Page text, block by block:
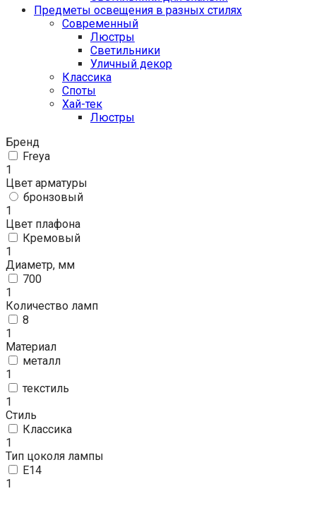
Предметы освещения в разных стилях
Cовременный
Люстры
Светильники
Уличный декор
Классика
Споты
Хай-тек
Люстры
Бренд
Freya
1
Цвет арматуры
бронзовый
1
Цвет плафона
Кремовый
1
Диаметр, мм
700
1
Количество ламп
8
1
Материал
металл
1
текстиль
1
Стиль
Классика
1
Тип цоколя лампы
E14
1